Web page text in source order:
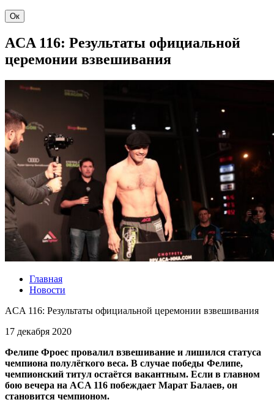
Ок
ACA 116: Результаты официальной
церемонии взвешивания
Главная
Новости
ACA 116: Результаты официальной церемонии взвешивания
17 декабря 2020
Фелипе Фроес провалил взвешивание и лишился статуса
чемпиона полулёгкого веса. В случае победы Фелипе,
чемпионский титул остаётся вакантным. Если в главном
бою вечера на ACA 116 побеждает Марат Балаев, он
становится чемпионом.